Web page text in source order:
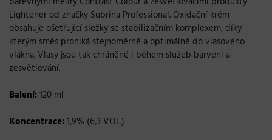
Lightener od značky Subrina Professional. Oxidační krém
obsahuje ošetřující složky se stabilizačním komplexem, díky
kterým směs proniká stejnoměrně a optimálně do vlasového
vlákna. Vlasy jsou tak chráněné i během služeb barvení a
zesvětlování.
Balení:120 ml
Koncentrace:1,9% (6,3 VOL.)